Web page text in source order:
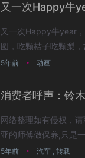
又一次Happy牛
又一次Happy牛year
圆，吃颗桔子吃颗梨
5年前 • 动画
消费者呼声：铃
网络整理如有侵权，
亚的师傅做保养,只是
一...
5年前 • 汽车, 转载